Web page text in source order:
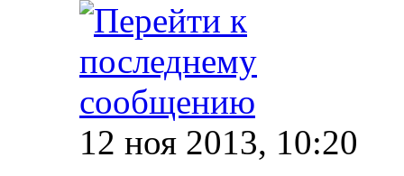
12 ноя 2013, 10:20